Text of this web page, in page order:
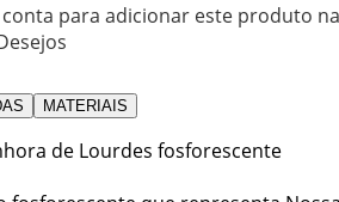
para adicionar este produto na
MATERIAIS
de Lourdes fosforescente